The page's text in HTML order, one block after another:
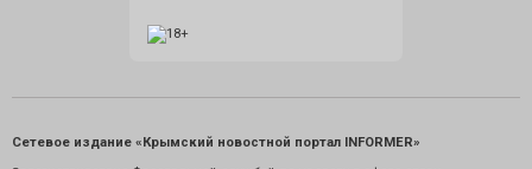
Сетевое издание «Крымский новостной портал INFORMER»